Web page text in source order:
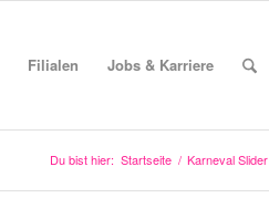
Filialen Jobs & Karriere
Du bist hier: Startseite / Karneval Slider